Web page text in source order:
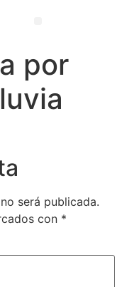
por
será publicada.
con *